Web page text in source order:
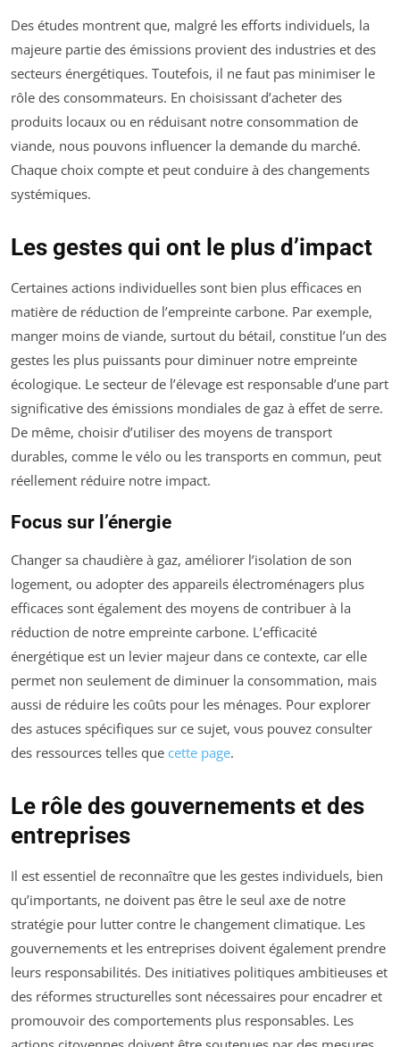
Des études montrent que, malgré les efforts individuels, la
majeure partie des émissions provient des industries et des
secteurs énergétiques. Toutefois, il ne faut pas minimiser le
rôle des consommateurs. En choisissant d’acheter des
produits locaux ou en réduisant notre consommation de
viande, nous pouvons influencer la demande du marché.
Chaque choix compte et peut conduire à des changements
systémiques.
Les gestes qui ont le plus d’impact
Certaines actions individuelles sont bien plus efficaces en
matière de réduction de l’empreinte carbone. Par exemple,
manger moins de viande, surtout du bétail, constitue l’un des
gestes les plus puissants pour diminuer notre empreinte
écologique. Le secteur de l’élevage est responsable d’une part
significative des émissions mondiales de gaz à effet de serre.
De même, choisir d’utiliser des moyens de transport
durables, comme le vélo ou les transports en commun, peut
réellement réduire notre impact.
Focus sur l’énergie
Changer sa chaudière à gaz, améliorer l’isolation de son
logement, ou adopter des appareils électroménagers plus
efficaces sont également des moyens de contribuer à la
réduction de notre empreinte carbone. L’efficacité
énergétique est un levier majeur dans ce contexte, car elle
permet non seulement de diminuer la consommation, mais
aussi de réduire les coûts pour les ménages. Pour explorer
des astuces spécifiques sur ce sujet, vous pouvez consulter
des ressources telles que cette page.
Le rôle des gouvernements et des
entreprises
Il est essentiel de reconnaître que les gestes individuels, bien
qu’importants, ne doivent pas être le seul axe de notre
stratégie pour lutter contre le changement climatique. Les
gouvernements et les entreprises doivent également prendre
leurs responsabilités. Des initiatives politiques ambitieuses et
des réformes structurelles sont nécessaires pour encadrer et
promouvoir des comportements plus responsables. Les